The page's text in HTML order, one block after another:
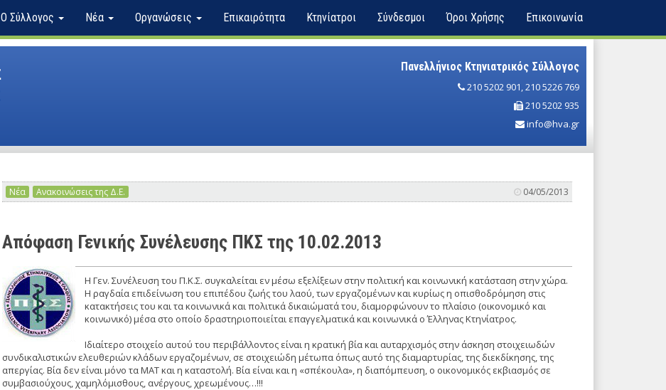
Ο Σύλλογος Νέα Οργανώσεις Επικαιρότητα Κτηνίατροι Σύνδεσμοι Όροι Χρήσης Επικοινωνία
Πανελλήνιος Κτηνιατρικός Σύλλογος
210 5202 901,210 5226 769
210 5202 935
info@hva.gr
Νέα Ανακοινώσεις της Δ.Ε. 04/05/2013
Απόφαση Γενικής Συνέλευσης ΠΚΣ της 10.02.2013
Η Γεν. Συνέλευση του Π.Κ.Σ. συγκαλείται εν μέσω εξελίξεων στην πολιτική και κοινωνική κατάσταση στην χώρα.
Η ραγδαία επιδείνωση του επιπέδου ζωής του λαού, των εργαζομένων και κυρίως η οπισθοδρόμηση στις
κατακτήσεις του και τα κοινωνικά και πολιτικά δικαιώματά του, διαμορφώνουν το πλαίσιο (οικονομικό και
κοινωνικό) μέσα στο οποίο δραστηριοποιείται επαγγελματικά και κοινωνικά ο Έλληνας Κτηνίατρος.
Ιδιαίτερο στοιχείο αυτού του περιβάλλοντος είναι η κρατική βία και αυταρχισμός στην άσκηση στοιχειωδών
συνδικαλιστικών ελευθεριών κλάδων εργαζομένων, σε στοιχειώδη μέτωπα όπως αυτό της διαμαρτυρίας, της διεκδίκησης, της
απεργίας. Βία δεν είναι μόνο τα ΜΑΤ και η καταστολή. Βία είναι και η «σπέκουλα», η διαπόμπευση, ο οικονομικός εκβιασμός σε
συμβασιούχους, χαμηλόμισθους, ανέργους, χρεωμένους…!!!